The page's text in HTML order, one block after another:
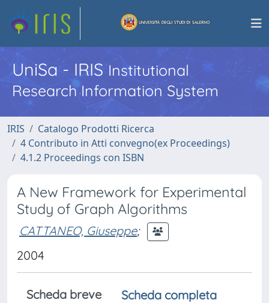
UniSa - IRISInstitutional
Research Information System
IRIS
Catalogo Prodotti Ricerca
4 Contributo in Atti convegno(ex Proceedings)
4.1.2 Proceedings con ISBN
A New Framework for Experimental
Study of Graph Algorithms
CATTANEO, Giuseppe;
2004
Scheda breve
Scheda completa